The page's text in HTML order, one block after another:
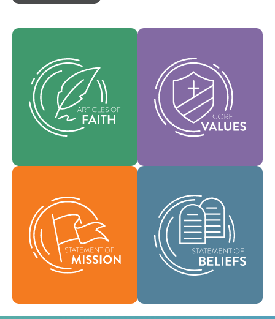
fundamentais e
estabelecem as
verdades essenciais
que orientam todas as
áreas de nossa prática.
Nossos valores
essência da nossa
identidade, sustentam
a visão da nossa
denominação e
ajudam a moldar a
nossa cultura.
missão define quem
somos, por que
existimos e nossa
razão de ser.
Missão
comunidade global de
levar as boas novas da
vida em Jesus Cristo a
pessoas em todos os
lugares e de difundir a
mensagem da
santidade bíblica por